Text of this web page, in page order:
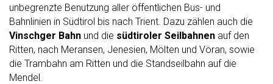
unbegrenzte Benutzung aller öffentlichen Bus- und
Bahnlinien in Südtirol bis nach Trient. Dazu zählen auch die
Vinschger Bahn und die südtiroler Seilbahnen auf den
Ritten, nach Meransen, Jenesien, Mölten und Vöran, sowie
die Trambahn am Ritten und die Standseilbahn auf die
Mendel.